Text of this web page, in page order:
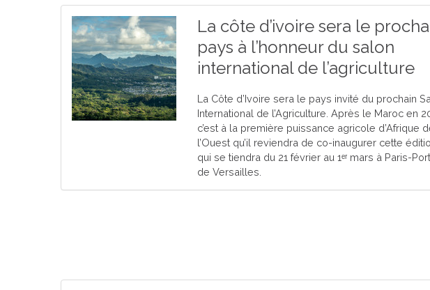
La côte d’ivoire sera le
pays à l’honneur du salon
international de l’agriculture
La Côte d’Ivoire sera le pays invité du prochain
International de l’Agriculture. Après le Maroc en
c’est à la première puissance agricole d’Afrique
l’Ouest qu’il reviendra de co-inaugurer cette
qui se tiendra du 21 février au 1ᵉʳ mars à Paris-
de Versailles.